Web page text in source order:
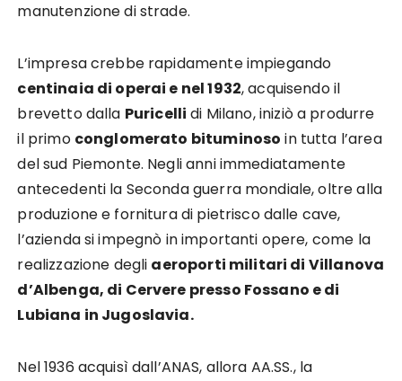
manutenzione di strade.
L’impresa crebbe rapidamente impiegando
centinaia di operai e nel 1932, acquisendo il
brevetto dalla Puricelli di Milano, iniziò a produrre
il primo conglomerato bituminoso in tutta l’area
del sud Piemonte. Negli anni immediatamente
antecedenti la Seconda guerra mondiale, oltre alla
produzione e fornitura di pietrisco dalle cave,
l’azienda si impegnò in importanti opere, come la
realizzazione degli aeroporti militari di Villanova
d’Albenga, di Cervere presso Fossano e di
Lubiana in Jugoslavia.
Nel 1936 acquisì dall’ANAS, allora AA.SS., la